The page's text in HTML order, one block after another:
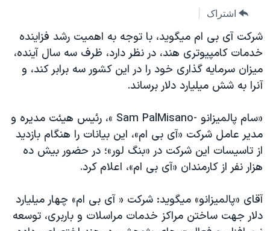
صفحه
اصلی
جهش
به
جستجو
آمریکا
جهان
ورزشی
گزیده‌ها
ویدیوها
فرهنگ و زندگی
حقوق شهروندی
علم و فناوری
اسرائیل در جنگ
جدول برنامه ها
صفحه‌های ویژه
جام جهانی ۲۰۲۶
عملیات خشم حماسی
بایگانی برنامه‌های تلویزیونی
مستندها
انتخابات ریاست جمهوری آمریکا ۲۰۲۴
رمز مهسا
ورزش زنان در ایران
فرکانس‌های صدای آمریکا
پخش رادیویی
دنبال کنید
زبانهای مختلف
اشتراک
شرکت آی بی ام ميگويد، با توجه به اهميت رشد فزاينده
خدمات کامپيوتری هند، در نظر دارد، ظرف سه سال آينده،
ميزان سرمايه گذاری خود را در اين کشور سه برابر کند، و
آنرا به شش ميليارد دلار برساند.
«سام پالميزانو -Sam PalMisano »، رئيس هيئت مديره و
مدير عامل شرکت «آی بی ام»، اين بيانات را هنگام بازديد
از تاسيسات اين شرکت در «بنگ لور»؛ در حضور بيش ده
هزار نفر از کارمندان «آی بی ام»، اعلام کرد.
آقای «پالميزانو» ميگويد: شرکت « آی بی ام» چهار ميليارد
دلار جهت ساختن مراکز خدمات مراسلات و باربری، توسعه